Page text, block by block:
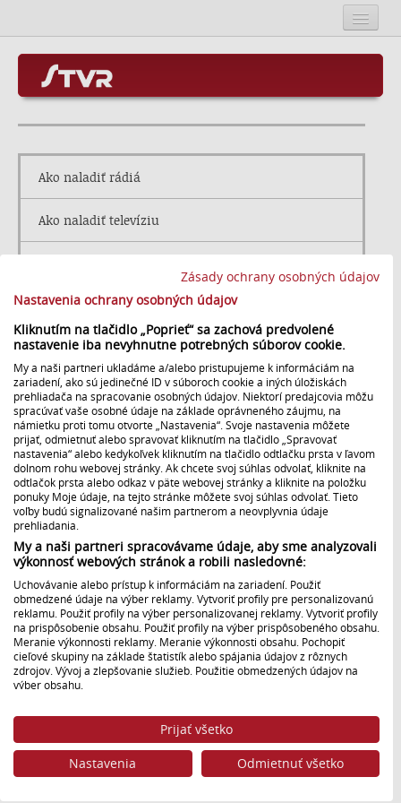
Zásady ochrany osobných údajov
Nastavenia ochrany osobných údajov
Kliknutím na tlačidlo „Poprieť“ sa zachová predvolené
nastavenie iba nevyhnutne potrebných súborov cookie.
My a naši partneri ukladáme a/alebo pristupujeme k informáciám na
zariadení, ako sú jedinečné ID v súboroch cookie a iných úložiskách
prehliadača na spracovanie osobných údajov. Niektorí predajcovia môžu
spracúvať vaše osobné údaje na základe oprávneného záujmu, na
námietku proti tomu otvorte „Nastavenia“. Svoje nastavenia môžete
prijať, odmietnuť alebo spravovať kliknutím na tlačidlo „Spravovať
nastavenia“ alebo kedykoľvek kliknutím na tlačidlo odtlačku prsta v ľavom
dolnom rohu webovej stránky. Ak chcete svoj súhlas odvolať, kliknite na
odtlačok prsta alebo odkaz v päte webovej stránky a kliknite na položku
ponuky Moje údaje, na tejto stránke môžete svoj súhlas odvolať. Tieto
voľby budú signalizované našim partnerom a neovplyvnia údaje
prehliadania.
My a naši partneri spracovávame údaje, aby sme analyzovali
výkonnosť webových stránok a robili nasledovné:
Uchovávanie alebo prístup k informáciám na zariadení. Použiť
obmedzené údaje na výber reklamy. Vytvoriť profily pre personalizovanú
reklamu. Použiť profily na výber personalizovanej reklamy. Vytvoriť profily
na prispôsobenie obsahu. Použiť profily na výber prispôsobeného obsahu.
Meranie výkonnosti reklamy. Meranie výkonnosti obsahu. Pochopiť
cieľové skupiny na základe štatistík alebo spájania údajov z rôznych
zdrojov. Vývoj a zlepšovanie služieb. Použitie obmedzených údajov na
výber obsahu.
Váš súhlas a zásady používania cookie sa vzťahujú výlučne na túto
Zobraziť zoznam partnerov (1 predajcovia IAB)
Vaše údaje používame na nasledujúce účely:
Prijať všetko
Nastavenia Odmietnuť všetko
Úvod
Mapa stránok
RSS
O STVR
Programové služby
SOSR
Ako naladiť rádiá
Ako naladiť televíziu
Media STVR
Obchod a nájom majetku
Verejné súťaže a prevod majetku
Poskytovanie archívu
Štatúty súťaží
Vyhlásenie o prístupnosti
Centrálny register námetov
Logá
Ako naladiť rádiá
Analógový spôsob príjmu – FM vysielanie
Digitálny spôsob príjmu – internetové vysielanie,
mobilné aplikácie, satelitné vysielanie a pozemné
vysielanie v systéme DAB+“